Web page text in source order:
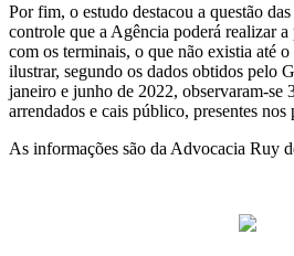
Por fim, o estudo destacou a questão
controle que a Agência poderá realizar
com os terminais, o que não existia até
ilustrar, segundo os dados obtidos pelo
janeiro e junho de 2022, observaram-se
arrendados e cais público, presentes nos
As informações são da Advocacia Ruy